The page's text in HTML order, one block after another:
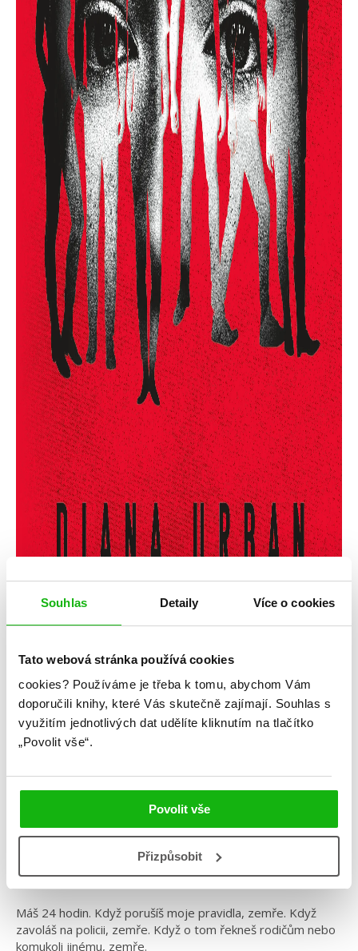
Souhlas Detaily Více o cookies
Tato webová stránka používá cookies
cookies? Používáme je třeba k tomu, abychom Vám
doporučili knihy, které Vás skutečně zajímají. Souhlas s
využitím jednotlivých dat udělíte kliknutím na tlačítko
„Povolit vše“.
Povolit vše
Přizpůsobit
Kategorie: young adult
Žánr: Mystery a thrillery
Hra o život
Diana Urban
#dianaurban #hraoživot #standalone
Zahrajeme si hru.
Máš 24 hodin. Když porušíš moje pravidla, zemře. Když
zavoláš na policii, zemře. Když o tom řekneš rodičům nebo
komukoli jinému, zemře.